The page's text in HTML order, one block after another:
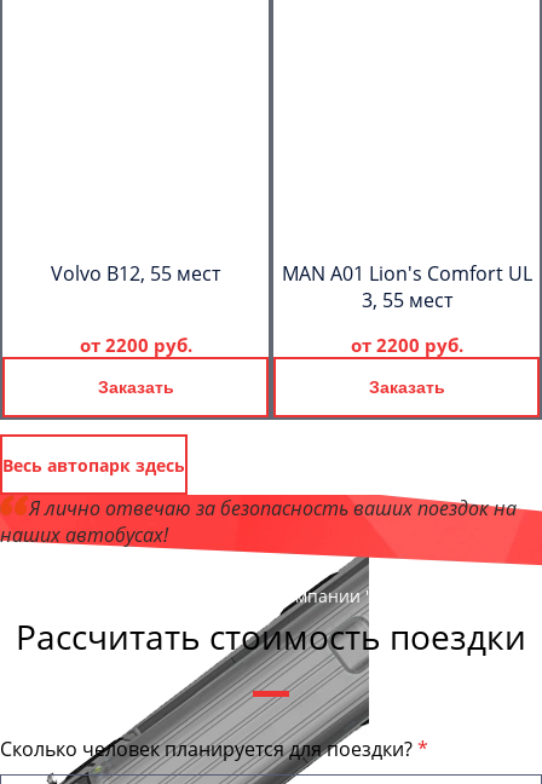
Volvo B12, 55 мест
от 2200 руб.
Заказать
MAN A01 Lion's Comfort UL
3, 55 мест
от 2200 руб.
Заказать
Весь автопарк здесь
Я лично отвечаю за безопасность ваших поездок на
наших автобусах!
, директор компании "ОрёлБас"
Рассчитать стоимость поездки
Сколько человек планируется для поездки?